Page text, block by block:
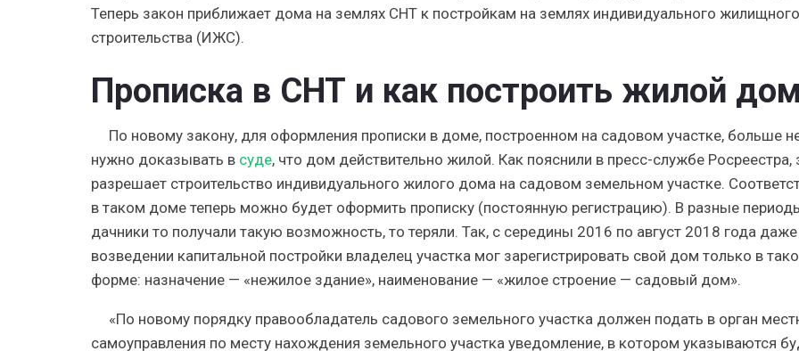
Теперь закон приближает дома на землях СНТ к постройкам на землях индивидуального жилищного
строительства (ИЖС).
Прописка в СНТ и как построить жилой дом
По новому закону, для оформления прописки в доме, построенном на садовом участке, больше
нужно доказывать в суде, что дом действительно жилой. Как пояснили в пресс-службе Росреестра,
разрешает строительство индивидуального жилого дома на садовом земельном участке.
в таком доме теперь можно будет оформить прописку (постоянную регистрацию). В разные
дачники то получали такую возможность, то теряли. Так, с середины 2016 по август 2018 года даже
возведении капитальной постройки владелец участка мог зарегистрировать свой дом только в
форме: назначение — «нежилое здание», наименование — «жилое строение — садовый дом».
«По новому порядку правообладатель садового земельного участка должен подать в орган
самоуправления по месту нахождения земельного участка уведомление, в котором указываются